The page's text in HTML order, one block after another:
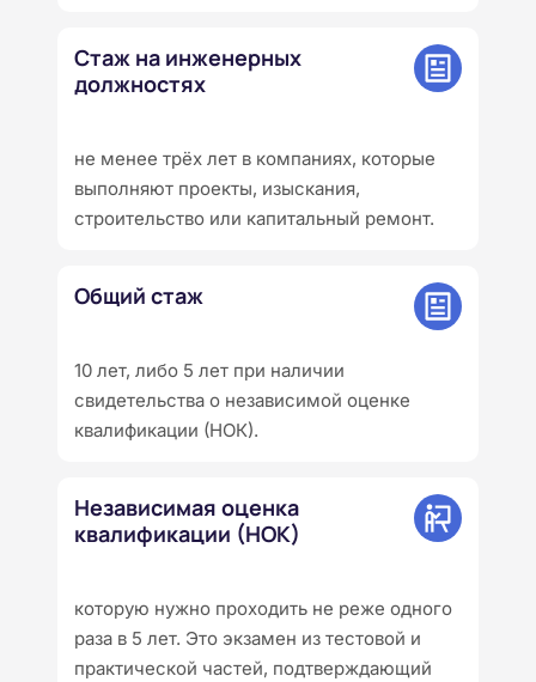
Стаж на инженерных
должностях
не менее трёх лет в компаниях, которые
выполняют проекты, изыскания,
строительство или капитальный ремонт.
Общий стаж
10 лет, либо 5 лет при наличии
свидетельства о независимой оценке
квалификации (НОК).
Независимая оценка
квалификации (НОК)
которую нужно проходить не реже одного
раза в 5 лет. Это экзамен из тестовой и
практической частей, подтверждающий